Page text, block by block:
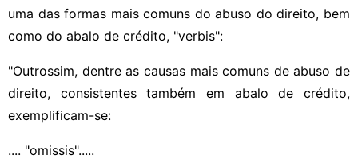
uma das formas mais comuns do abuso do direito, bem
como do abalo de crédito, "verbis":
"Outrossim, dentre as causas mais comuns de abuso de
direito, consistentes também em abalo de crédito,
exemplificam-se:
.... "omissis".....